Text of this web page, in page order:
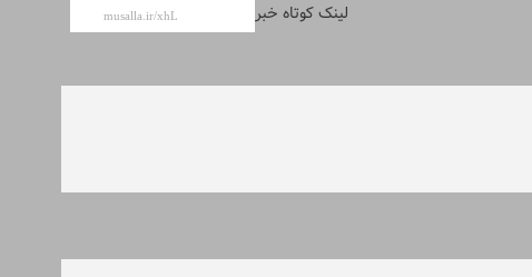
لینک کوتاه خبر